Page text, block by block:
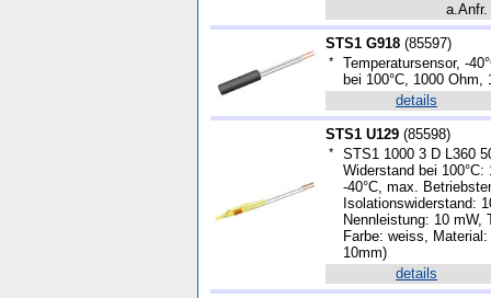
a.Anfr.
STS1 G918 (85597)
*
Temperatursensor, -
bei 100°C, 1000 Ohm,
details
STS1 U129 (85598)
*
STS1 1000 3 D L360
Widerstand bei
-40°C, max.
Isolationswiderstand:
Nennleistung: 10 mW,
Farbe: weiss,
10mm)
details